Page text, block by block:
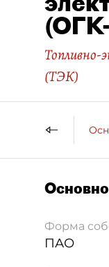
Топливно-
(ТЭК)
Форма
ПАО